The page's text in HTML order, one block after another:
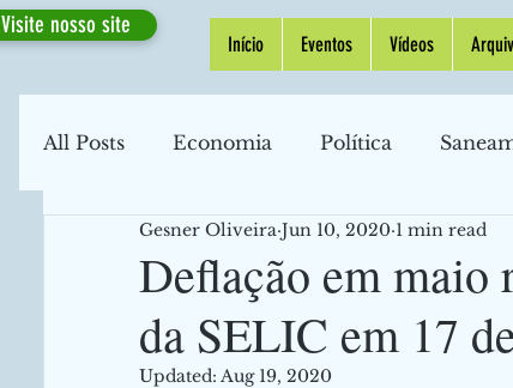
Visite nosso site
Início Eventos Vídeos
All Posts Economia Política
Macroeconomia Indústria Política
Transporte Economia Internacional
Deflação em maio
da SELIC em 17
Gesner Oliveira Jun 10, 2020 1 min read
Updated: Aug 19, 2020